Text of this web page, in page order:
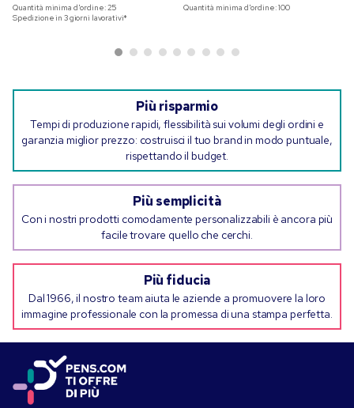
Quantità minima d'ordine:25
Spedizione in 3 giorni lavorativi*
Quantità minima d'ordine:100
Più risparmio
Tempi di produzione rapidi, flessibilità sui volumi degli ordini e
garanzia miglior prezzo: costruisci il tuo brand in modo puntuale,
rispettando il budget.
Più semplicità
Con i nostri prodotti comodamente personalizzabili è ancora più
facile trovare quello che cerchi.
Più fiducia
Dal 1966, il nostro team aiuta le aziende a promuovere la loro
immagine professionale con la promessa di una stampa perfetta.